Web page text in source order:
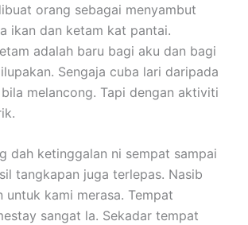
orang sebagai menyambut
ikan dan ketam kat pantai.
adalah baru bagi aku dan bagi
Sengaja cuba lari daripada
melancong. Tapi dengan aktiviti
dah ketinggalan ni sempat sampai
tangkapan juga terlepas. Nasib
kami merasa. Tempat
sangat la. Sekadar tempat